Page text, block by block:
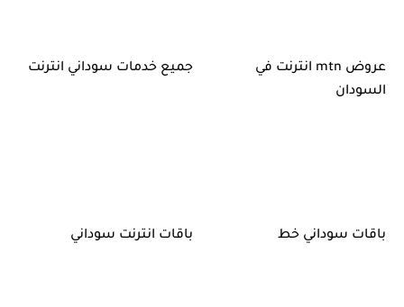
عروض mtn انترنت في
السودان
جميع خدمات سوداني انترنت
باقات سوداني خط باقات انترنت سوداني